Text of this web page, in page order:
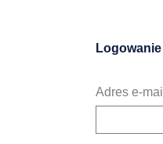
Logowanie
Adres e-mail